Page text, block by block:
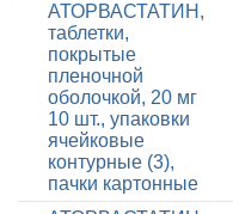
АТОРВАСТАТИН,
таблетки,
покрытые
пленочной
оболочкой, 20 мг
10 шт., упаковки
ячейковые
контурные (3),
пачки картонные